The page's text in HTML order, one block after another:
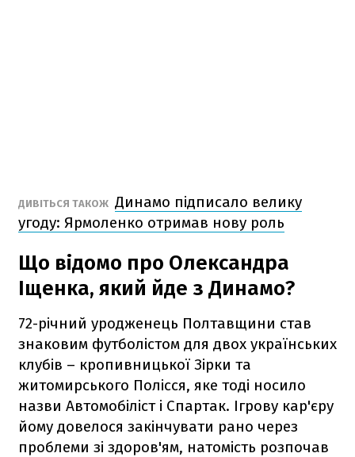
ДИВІТЬСЯ ТАКОЖ Динамо підписало велику
угоду: Ярмоленко отримав нову роль
Що відомо про Олександра
Іщенка, який йде з Динамо?
72-річний уродженець Полтавщини став
знаковим футболістом для двох українських
клубів – кропивницької Зірки та
житомирського Полісся, яке тоді носило
назви Автомобіліст і Спартак. Ігрову кар'єру
йому довелося закінчувати рано через
проблеми зі здоров'ям, натомість розпочав